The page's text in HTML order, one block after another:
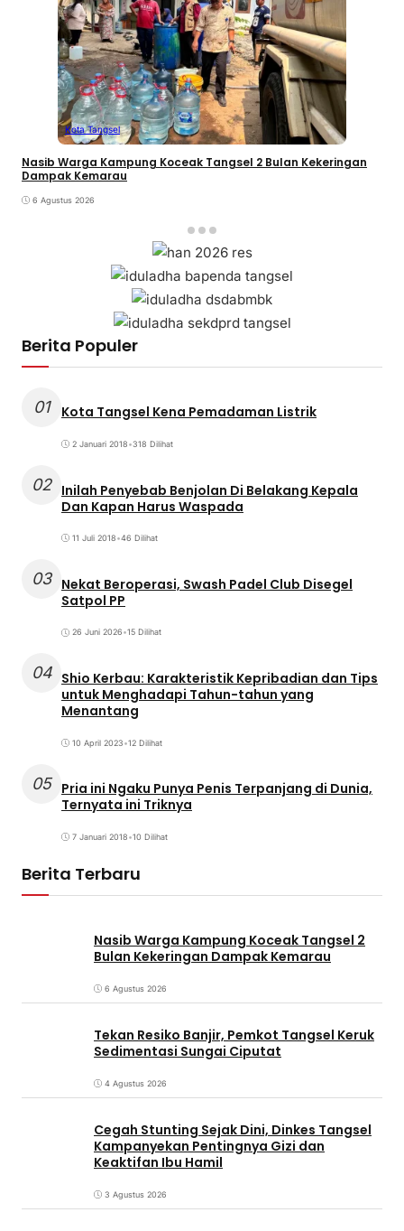
Kota Tangsel
Nasib Warga Kampung Koceak Tangsel 2 Bulan Kekeringan
Dampak Kemarau
6 Agustus 2026
Berita Populer
01 Kota Tangsel Kena Pemadaman Listrik
2 Januari 2018•318 Dilihat
02 Inilah Penyebab Benjolan Di Belakang Kepala
Dan Kapan Harus Waspada
11 Juli 2018•46 Dilihat
03 Nekat Beroperasi, Swash Padel Club Disegel
Satpol PP
26 Juni 2026•15 Dilihat
04 Shio Kerbau: Karakteristik Kepribadian dan Tips
untuk Menghadapi Tahun-tahun yang
Menantang
10 April 2023•12 Dilihat
05 Pria ini Ngaku Punya Penis Terpanjang di Dunia,
Ternyata ini Triknya
7 Januari 2018•10 Dilihat
Berita Terbaru
Nasib Warga Kampung Koceak Tangsel 2
Bulan Kekeringan Dampak Kemarau
6 Agustus 2026
Tekan Resiko Banjir, Pemkot Tangsel Keruk
Sedimentasi Sungai Ciputat
4 Agustus 2026
Cegah Stunting Sejak Dini, Dinkes Tangsel
Kampanyekan Pentingnya Gizi dan
Keaktifan Ibu Hamil
3 Agustus 2026